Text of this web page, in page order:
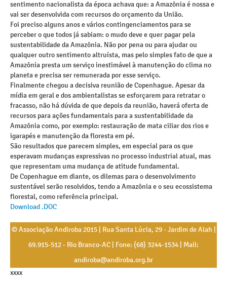
sentimento nacionalista da época achava que: a Amazônia é nossa e
vai ser desenvolvida com recursos do orçamento da União.
Foi preciso alguns anos e vários contingenciamentos para se
perceber o que todos já sabiam: o mudo deve e quer pagar pela
sustentabilidade da Amazônia. Não por pena ou para ajudar ou
qualquer outro sentimento altruísta, mas pelo simples fato de que a
Amazônia presta um serviço inestimável à manutenção do clima no
planeta e precisa ser remunerada por esse serviço.
Finalmente chegou a decisiva reunião de Copenhague. Apesar da
mídia em geral e dos ambientalistas se esforçarem para retratar o
fracasso, não há dúvida de que depois da reunião, haverá oferta de
recursos para ações fundamentais para a sustentabilidade da
Amazônia como, por exemplo: restauração de mata ciliar dos rios e
igarapés e manutenção da floresta em pé.
São resultados que parecem simples, em especial para os que
esperavam mudanças expressivas no processo industrial atual, mas
que representam uma mudança de atitude fundamental.
De Copenhague em diante, os dilemas para o desenvolvimento
sustentável serão resolvidos, tendo a Amazônia e o seu ecossistema
florestal, como referência principal.
Download .DOC
© Associação Andiroba 2015 | Rua Santa Lúcia, 29 - Jardim de Alah |
69.915-512 - Rio Branco-AC | Fone: (68) 3244-1534 | Mail:
andiroba@andiroba.org.br
xxxx